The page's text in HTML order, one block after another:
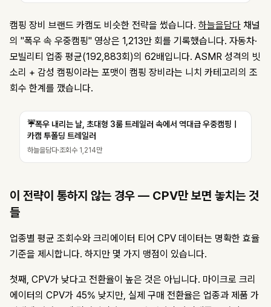
캠핑 장비 브랜드 카캠도 비슷한 전략을 썼습니다. 하늘을담다 채널
의 "폭우 속 우중캠핑" 영상은 1,213만 회를 기록했습니다. 자동차·
모빌리티 업종 평균(192,883회)의 62배입니다. ASMR 성격의 빗
소리 + 감성 캠핑이라는 포맷이 캠핑 장비라는 니치 카테고리의 조
회수 한계를 깼습니다.
☔️폭우 내리는 날, 초대형 3룸 트레일러 속에서 역대급 우중캠핑ㅣ
카캠 투폴딩 트레일러
하늘을담다·조회수 1,214만
이 전략이 통하지 않는 경우 — CPV만 보면 놓치는 것
들
업종별 평균 조회수와 크리에이터 티어 CPV 데이터는 명확한 효율
기준을 제시합니다. 하지만 몇 가지 맹점이 있습니다.
첫째, CPV가 낮다고 전환율이 높은 것은 아닙니다. 마이크로 크리
에이터의 CPV가 45% 낮지만, 실제 구매 전환율은 업종과 제품 가